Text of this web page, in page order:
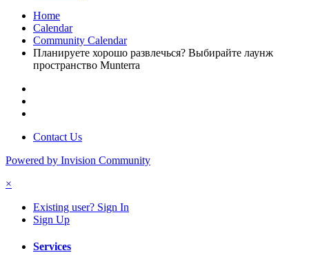
Home
Calendar
Community Calendar
Планируете хорошо развлечься? Выбирайте лаунж
пространство Munterra
Contact Us
Powered by Invision Community
×
Existing user? Sign In
Sign Up
Services